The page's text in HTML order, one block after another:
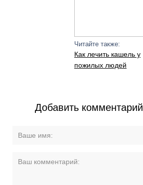
Читайте также:
Как лечить кашель у
пожилых людей
Добавить комментарий